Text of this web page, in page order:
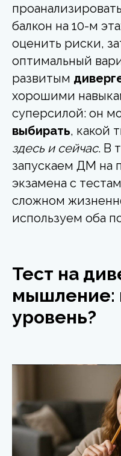
балкон на 10-м
оценить риски,
оптимальный
развитым
хорошими
суперсилой: он
выбирать, какой
здесь и сейчас. В
запускаем ДМ на
экзамена с
сложном
используем оба
Тест на
мышление:
уровень?